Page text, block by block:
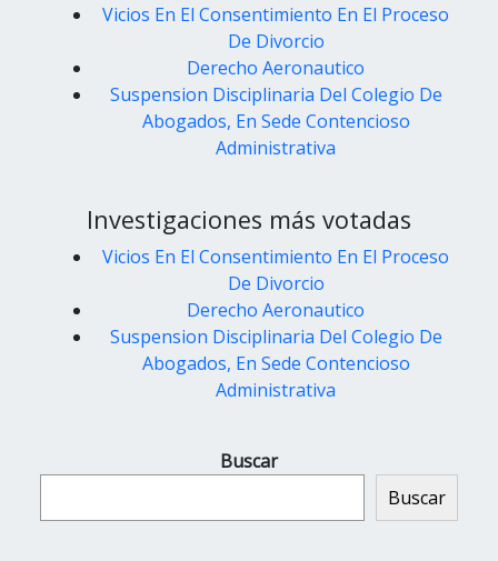
Vicios En El Consentimiento En El Proceso
De Divorcio
Derecho Aeronautico
Suspension Disciplinaria Del Colegio De
Abogados, En Sede Contencioso
Administrativa
Investigaciones más votadas
Vicios En El Consentimiento En El Proceso
De Divorcio
Derecho Aeronautico
Suspension Disciplinaria Del Colegio De
Abogados, En Sede Contencioso
Administrativa
Buscar
Buscar